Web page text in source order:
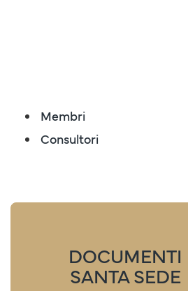
Membri
Consultori
DOCUMENTI
SANTA SEDE